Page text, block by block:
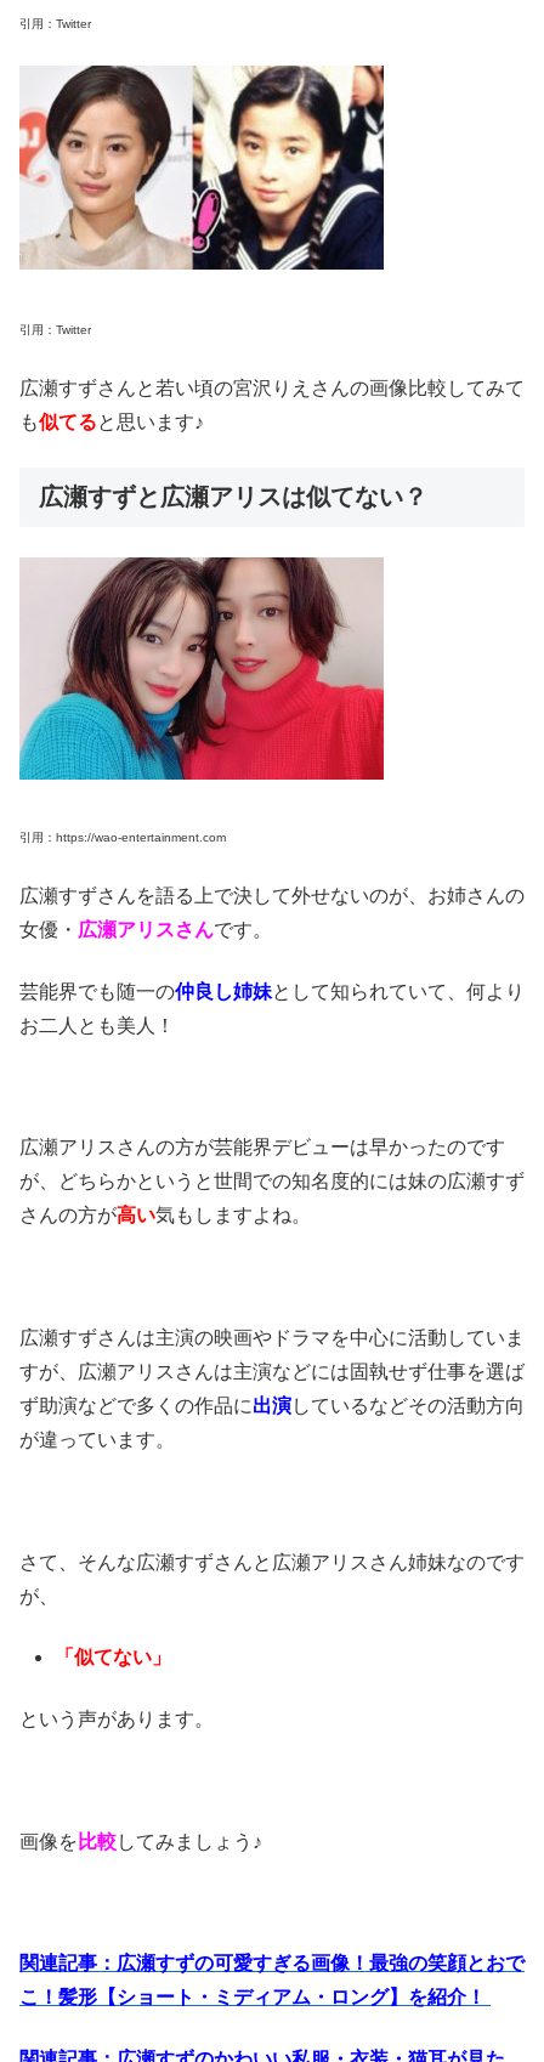
引用：Twitter
引用：Twitter
広瀬すずさんと若い頃の宮沢りえさんの画像比較してみて
も似てると思います♪
広瀬すずと広瀬アリスは似てない？
引用：https://wao-entertainment.com
広瀬すずさんを語る上で決して外せないのが、お姉さんの
女優・ 広瀬アリスさんです。
芸能界でも随一の仲良し姉妹として知られていて、何より
お二人とも美人！
広瀬アリスさんの方が芸能界デビューは早かったのです
が、どちらかというと世間での知名度的には妹の広瀬すず
さんの方が高い気もしますよね。
広瀬すずさんは主演の映画やドラマを中心に活動していま
すが、広瀬アリスさんは主演などには固執せず仕事を選ば
ず助演などで多くの作品に出演しているなどその活動方向
が違っています。
さて、そんな広瀬すずさんと広瀬アリスさん姉妹なのです
が、
「似てない」
という声があります。
画像を 比較してみましょう♪
関連記事：広瀬すずの可愛すぎる画像！最強の笑顔とおで
こ！髪形【ショート・ミディアム・ロング】を紹介！